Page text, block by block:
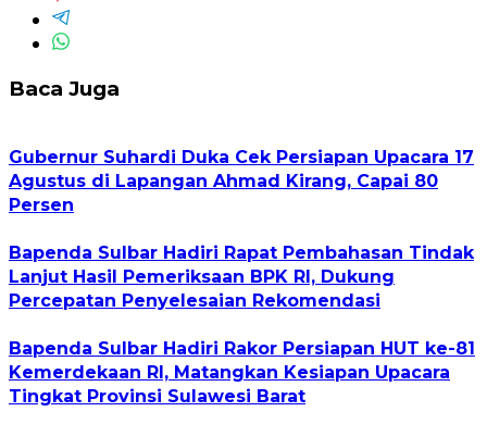
Baca Juga
Gubernur Suhardi Duka Cek Persiapan Upacara 17
Agustus di Lapangan Ahmad Kirang, Capai 80
Persen
Bapenda Sulbar Hadiri Rapat Pembahasan Tindak
Lanjut Hasil Pemeriksaan BPK RI, Dukung
Percepatan Penyelesaian Rekomendasi
Bapenda Sulbar Hadiri Rakor Persiapan HUT ke-81
Kemerdekaan RI, Matangkan Kesiapan Upacara
Tingkat Provinsi Sulawesi Barat